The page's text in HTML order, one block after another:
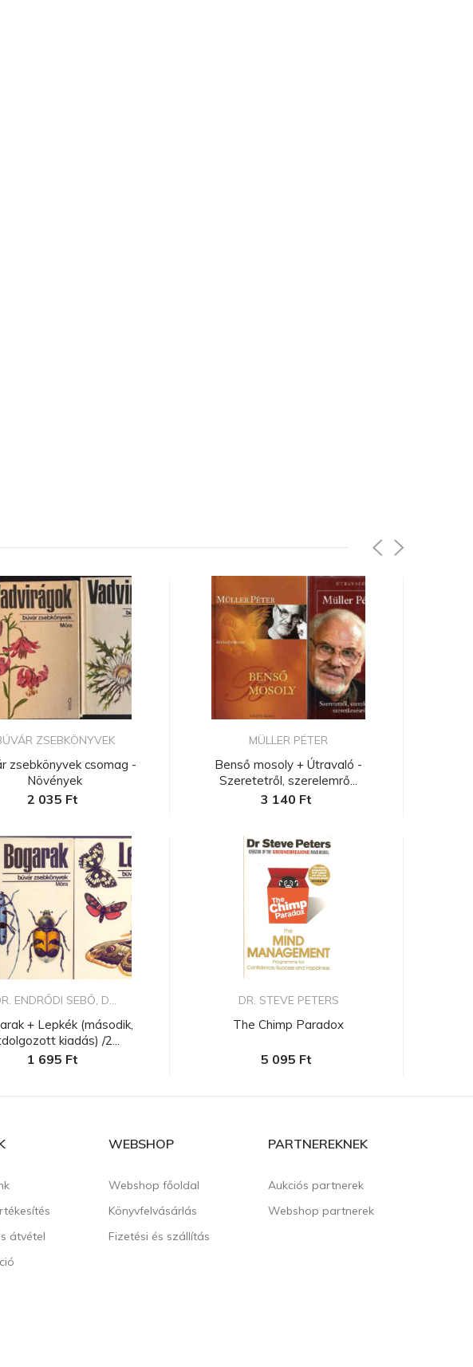
ZSEBKÖNYVEK
zsebkönyvek csomag -
Növények
2 035 Ft
ENDRŐDI SEBŐ, D...
+ Lepkék (második,
kiadás) /2...
1 695 Ft
MÜLLER PÉTER
Benső mosoly + Útravaló -
Szeretetről, szerelemrő...
3 140 Ft
DR. STEVE PETERS
The Chimp Paradox
5 095 Ft
átvétel
WEBSHOP
Webshop főoldal
Könyvfelvásárlás
Fizetési és szállítás
PARTNEREKNEK
Aukciós partnerek
Webshop partnerek